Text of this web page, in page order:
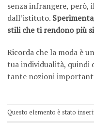
senza infrangere, però,
dall’istituto.
stili che ti rendono più
Ricorda che la moda è
tua individualità,
tante nozioni
Questo elemento è stato